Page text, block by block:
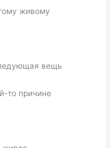
живому
вещь
то причине